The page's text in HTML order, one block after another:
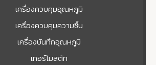
เครื่องควบคุมอุณหภูมิ
เครื่องควบคุมความชื้น
เครื่องบันทึกอุณหภูมิ
เทอร์โมสตัท